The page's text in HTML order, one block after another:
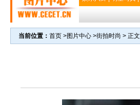
当前位置： 首页 >图片中心 >街拍时尚 > 正文